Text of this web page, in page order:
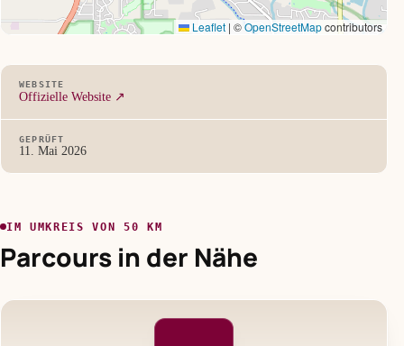
Leaflet | ©OpenStreetMapcontributors
WEBSITE
Offizielle Website ↗
GEPRÜFT
11. Mai 2026
IM UMKREIS VON 50 KM
Parcours in der Nähe